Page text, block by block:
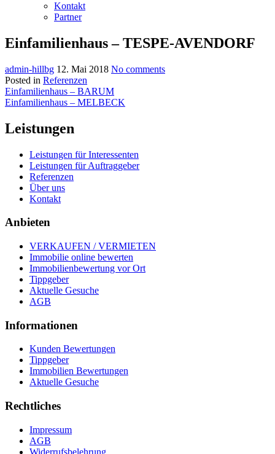
Kontakt
Partner
Einfamilienhaus – TESPE-AVENDORF
admin-hillbg 12. Mai 2018 No comments
Posted in Referenzen
Beitragsnavigation
Einfamilienhaus – BARUM
Einfamilienhaus – MELBECK
Leistungen
Leistungen für Interessenten
Leistungen für Auftraggeber
Referenzen
Über uns
Kontakt
Anbieten
VERKAUFEN / VERMIETEN
Immobilie online bewerten
Immobilienbewertung vor Ort
Tippgeber
Aktuelle Gesuche
AGB
Informationen
Kunden Bewertungen
Tippgeber
Immobilien Bewertungen
Aktuelle Gesuche
Rechtliches
Impressum
AGB
Widerrufsbelehrung